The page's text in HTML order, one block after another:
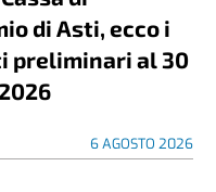
di Asti, ecco i
preliminari al 30
6 AGOSTO 2026